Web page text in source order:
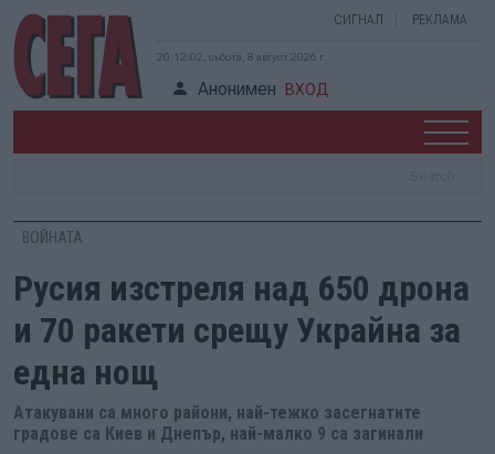
СИГНАЛ РЕКЛАМА
20:12:03, събота, 8 август 2026 г.
Анонимен ВХОД
ВОЙНАТА
Русия изстреля над 650 дрона
и 70 ракети срещу Украйна за
една нощ
Атакувани са много райони, най-тежко засегнатите
градове са Киев и Днепър, най-малко 9 са загинали